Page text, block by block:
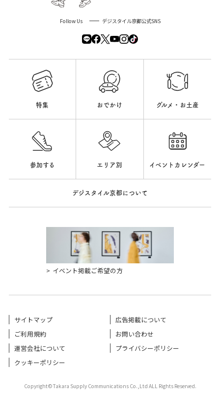
Follow Us デジスタイル京都公式SNS
特集 おでかけ グルメ・お土産
参加する エリア別 イベントカレンダー
デジスタイル京都について
イベント掲載ご希望の方
サイトマップ
広告掲載について
ご利用規約
お問い合わせ
運営会社について
プライバシーポリシー
クッキーポリシー
Copyright©Takara Supply Communications Co.,Ltd ALL Rights Reserved.